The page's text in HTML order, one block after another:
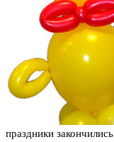
праздники